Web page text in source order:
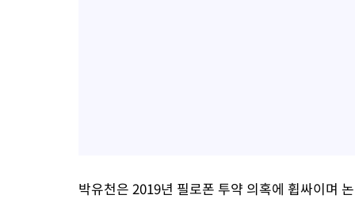
박유천은 2019년 필로폰 투약 의혹에 휩싸이며